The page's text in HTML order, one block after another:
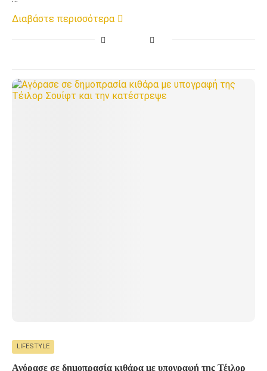
Διαβάστε περισσότερα
LIFESTYLE
Αγόρασε σε δημοπρασία κιθάρα με υπογραφή της Τέιλορ